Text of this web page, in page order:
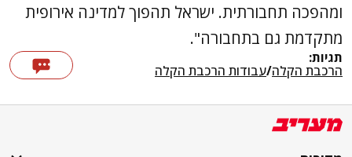
ומהפכה תחבורתית. ישראל תהפוך למדינה אירופית
מתקדמת גם בתחבורה".
תגיות:
הרכבת הקלה/עבודות הרכבת הקלה